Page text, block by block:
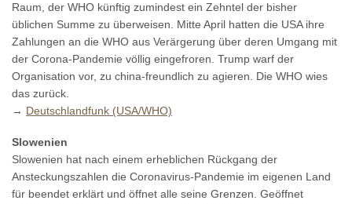
Raum, der WHO künftig zumindest ein Zehntel der bisher
üblichen Summe zu überweisen. Mitte April hatten die USA ihre
Zahlungen an die WHO aus Verärgerung über deren Umgang mit
der Corona-Pandemie völlig eingefroren. Trump warf der
Organisation vor, zu china-freundlich zu agieren. Die WHO wies
das zurück.
→ Deutschlandfunk (USA/WHO)
Slowenien
Slowenien hat nach einem erheblichen Rückgang der
Ansteckungszahlen die Coronavirus-Pandemie im eigenen Land
für beendet erklärt und öffnet alle seine Grenzen. Geöffnet